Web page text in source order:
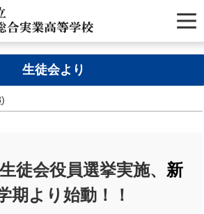
生徒会より
)
徒会役員選挙実施、 新
期より始動！！